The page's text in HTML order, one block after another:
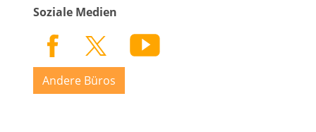
Soziale Medien
Andere Büros